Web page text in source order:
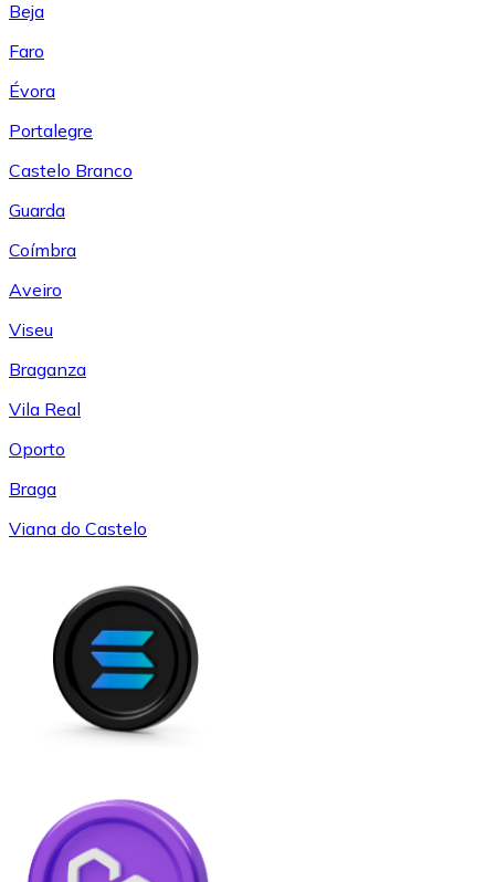
Beja
Faro
Évora
Portalegre
Castelo Branco
Guarda
Coímbra
Aveiro
Viseu
Braganza
Vila Real
Oporto
Braga
Viana do Castelo